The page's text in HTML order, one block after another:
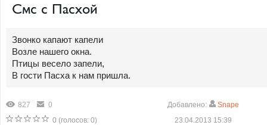
Смс с Пасхой
Звонко капают капели
Возле нашего окна.
Птицы весело запели,
В гости Пасха к нам пришла.
827
0
0 (голосов: 0)
Добавлено:
Snape
23.04.2013 15:39